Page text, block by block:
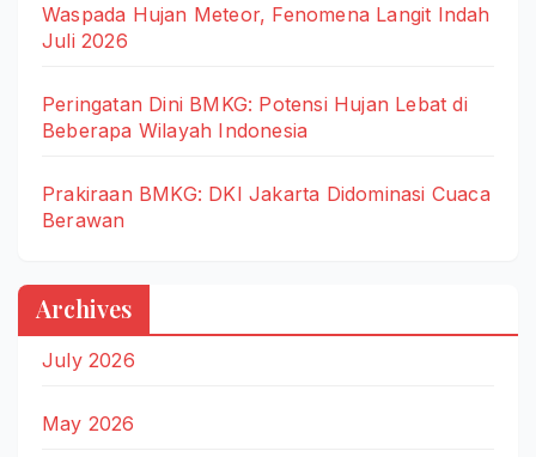
Waspada Hujan Meteor, Fenomena Langit Indah
Juli 2026
Peringatan Dini BMKG: Potensi Hujan Lebat di
Beberapa Wilayah Indonesia
Prakiraan BMKG: DKI Jakarta Didominasi Cuaca
Berawan
Archives
July 2026
May 2026